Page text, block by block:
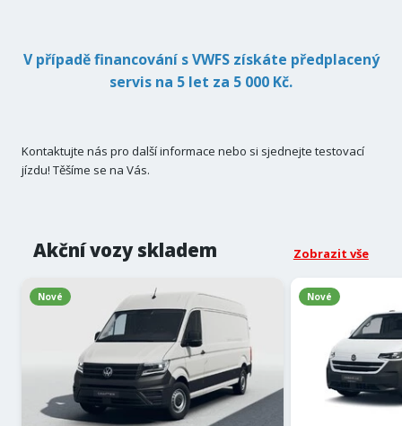
V případě financování s VWFS získáte předplacený
servis na 5 let za 5 000 Kč.
Kontaktujte nás pro další informace nebo si sjednejte testovací
jízdu! Těšíme se na Vás.
Akční vozy skladem Zobrazit vše
Nové Nové